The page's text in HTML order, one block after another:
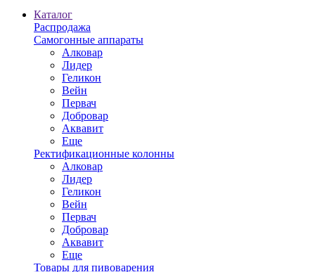
Каталог
Распродажа
Самогонные аппараты
Алковар
Лидер
Геликон
Вейн
Первач
Добровар
Аквавит
Еще
Ректификационные колонны
Алковар
Лидер
Геликон
Вейн
Первач
Добровар
Аквавит
Еще
Товары для пивоварения